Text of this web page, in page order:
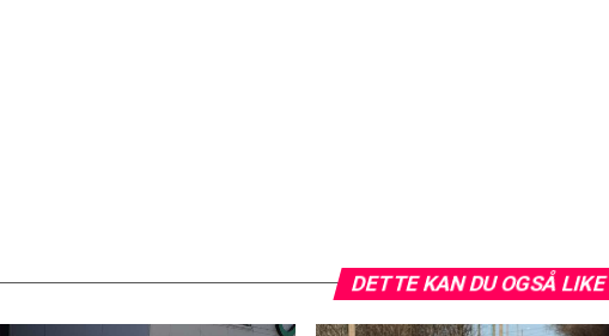
DETTE KAN DU OGSÅ LIKE